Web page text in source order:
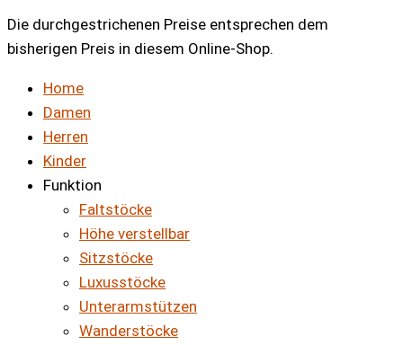
Die durchgestrichenen Preise entsprechen dem
bisherigen Preis in diesem Online-Shop.
Home
Damen
Herren
Kinder
Funktion
Faltstöcke
Höhe verstellbar
Sitzstöcke
Luxusstöcke
Unterarmstützen
Wanderstöcke